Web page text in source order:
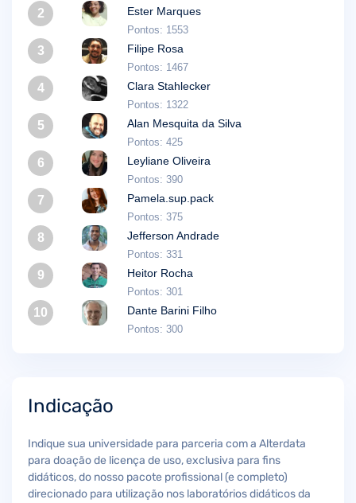
2 Ester Marques
Pontos: 1553
3 Filipe Rosa
Pontos: 1467
4 Clara Stahlecker
Pontos: 1322
5 Alan Mesquita da Silva
Pontos: 425
6 Leyliane Oliveira
Pontos: 390
7 Pamela.sup.pack
Pontos: 375
8 Jefferson Andrade
Pontos: 331
9 Heitor Rocha
Pontos: 301
10 Dante Barini Filho
Pontos: 300
Indicação
Indique sua universidade para parceria com a Alterdata
para doação de licença de uso, exclusiva para fins
didáticos, do nosso pacote profissional (e completo)
direcionado para utilização nos laboratórios didáticos da